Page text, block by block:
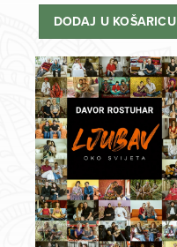
DODAJ U KOŠARICU